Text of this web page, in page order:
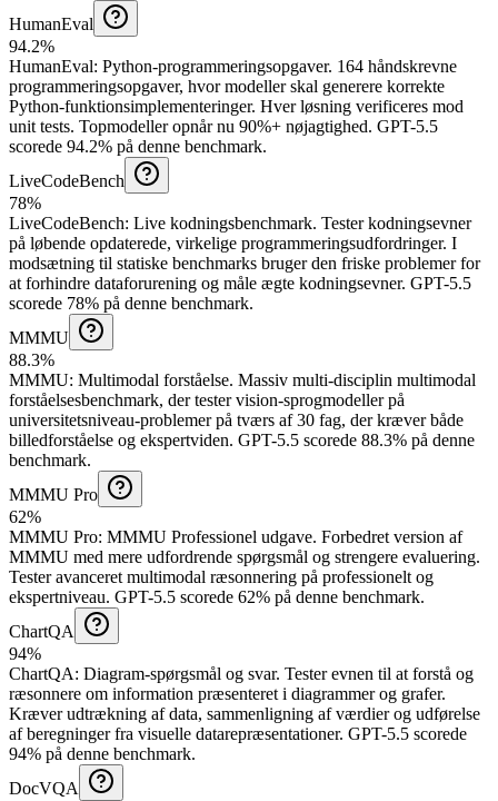
HumanEval
94.2%
HumanEval: Python-programmeringsopgaver. 164 håndskrevne
programmeringsopgaver, hvor modeller skal generere korrekte
Python-funktionsimplementeringer. Hver løsning verificeres mod
unit tests. Topmodeller opnår nu 90%+ nøjagtighed. GPT-5.5
scorede 94.2% på denne benchmark.
LiveCodeBench
78%
LiveCodeBench: Live kodningsbenchmark. Tester kodningsevner
på løbende opdaterede, virkelige programmeringsudfordringer. I
modsætning til statiske benchmarks bruger den friske problemer for
at forhindre dataforurening og måle ægte kodningsevner. GPT-5.5
scorede 78% på denne benchmark.
MMMU
88.3%
MMMU: Multimodal forståelse. Massiv multi-disciplin multimodal
forståelsesbenchmark, der tester vision-sprogmodeller på
universitetsniveau-problemer på tværs af 30 fag, der kræver både
billedforståelse og ekspertviden. GPT-5.5 scorede 88.3% på denne
benchmark.
MMMU Pro
62%
MMMU Pro: MMMU Professionel udgave. Forbedret version af
MMMU med mere udfordrende spørgsmål og strengere evaluering.
Tester avanceret multimodal ræsonnering på professionelt og
ekspertniveau. GPT-5.5 scorede 62% på denne benchmark.
ChartQA
94%
ChartQA: Diagram-spørgsmål og svar. Tester evnen til at forstå og
ræsonnere om information præsenteret i diagrammer og grafer.
Kræver udtrækning af data, sammenligning af værdier og udførelse
af beregninger fra visuelle datarepræsentationer. GPT-5.5 scorede
94% på denne benchmark.
DocVQA